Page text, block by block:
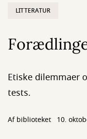
LITTERATUR
Etiske dilemmaer
tests.
Af biblioteket 10.